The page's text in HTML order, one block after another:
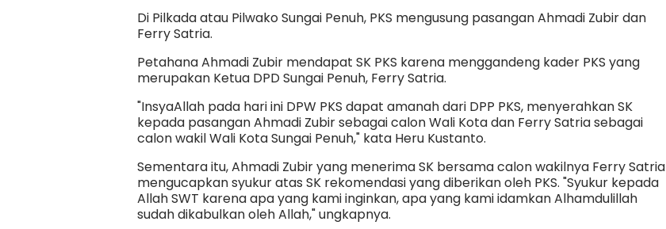
Di Pilkada atau Pilwako Sungai Penuh, PKS mengusung pasangan Ahmadi Zubir dan
Ferry Satria.
Petahana Ahmadi Zubir mendapat SK PKS karena menggandeng kader PKS yang
merupakan Ketua DPD Sungai Penuh, Ferry Satria.
"InsyaAllah pada hari ini DPW PKS dapat amanah dari DPP PKS, menyerahkan SK
kepada pasangan Ahmadi Zubir sebagai calon Wali Kota dan Ferry Satria sebagai
calon wakil Wali Kota Sungai Penuh," kata Heru Kustanto.
Sementara itu, Ahmadi Zubir yang menerima SK bersama calon wakilnya Ferry Satria
mengucapkan syukur atas SK rekomendasi yang diberikan oleh PKS. "Syukur kepada
Allah SWT karena apa yang kami inginkan, apa yang kami idamkan Alhamdulillah
sudah dikabulkan oleh Allah," ungkapnya.